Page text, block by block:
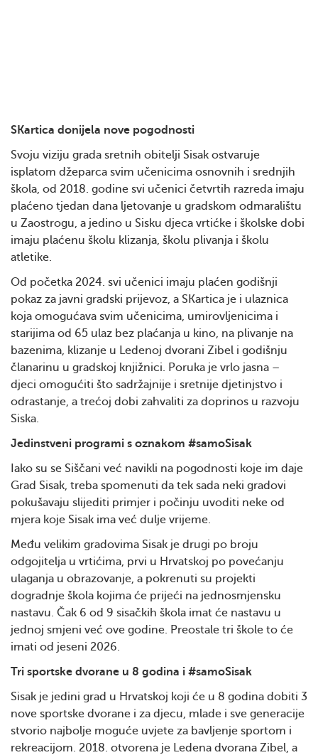
SKartica donijela nove pogodnosti
Svoju viziju grada sretnih obitelji Sisak ostvaruje
isplatom džeparca svim učenicima osnovnih i srednjih
škola, od 2018. godine svi učenici četvrtih razreda imaju
plaćeno tjedan dana ljetovanje u gradskom odmaralištu
u Zaostrogu, a jedino u Sisku djeca vrtićke i školske dobi
imaju plaćenu školu klizanja, školu plivanja i školu
atletike.
Od početka 2024. svi učenici imaju plaćen godišnji
pokaz za javni gradski prijevoz, a SKartica je i ulaznica
koja omogućava svim učenicima, umirovljenicima i
starijima od 65 ulaz bez plaćanja u kino, na plivanje na
bazenima, klizanje u Ledenoj dvorani Zibel i godišnju
članarinu u gradskoj knjižnici. Poruka je vrlo jasna –
djeci omogućiti što sadržajnije i sretnije djetinjstvo i
odrastanje, a trećoj dobi zahvaliti za doprinos u razvoju
Siska.
Jedinstveni programi s oznakom #samoSisak
Iako su se Siščani već navikli na pogodnosti koje im daje
Grad Sisak, treba spomenuti da tek sada neki gradovi
pokušavaju slijediti primjer i počinju uvoditi neke od
mjera koje Sisak ima već dulje vrijeme.
Među velikim gradovima Sisak je drugi po broju
odgojitelja u vrtićima, prvi u Hrvatskoj po povećanju
ulaganja u obrazovanje, a pokrenuti su projekti
dogradnje škola kojima će prijeći na jednosmjensku
nastavu. Čak 6 od 9 sisačkih škola imat će nastavu u
jednoj smjeni već ove godine. Preostale tri škole to će
imati od jeseni 2026.
Tri sportske dvorane u 8 godina i #samoSisak
Sisak je jedini grad u Hrvatskoj koji će u 8 godina dobiti 3
nove sportske dvorane i za djecu, mlade i sve generacije
stvorio najbolje moguće uvjete za bavljenje sportom i
rekreacijom. 2018. otvorena je Ledena dvorana Zibel, a